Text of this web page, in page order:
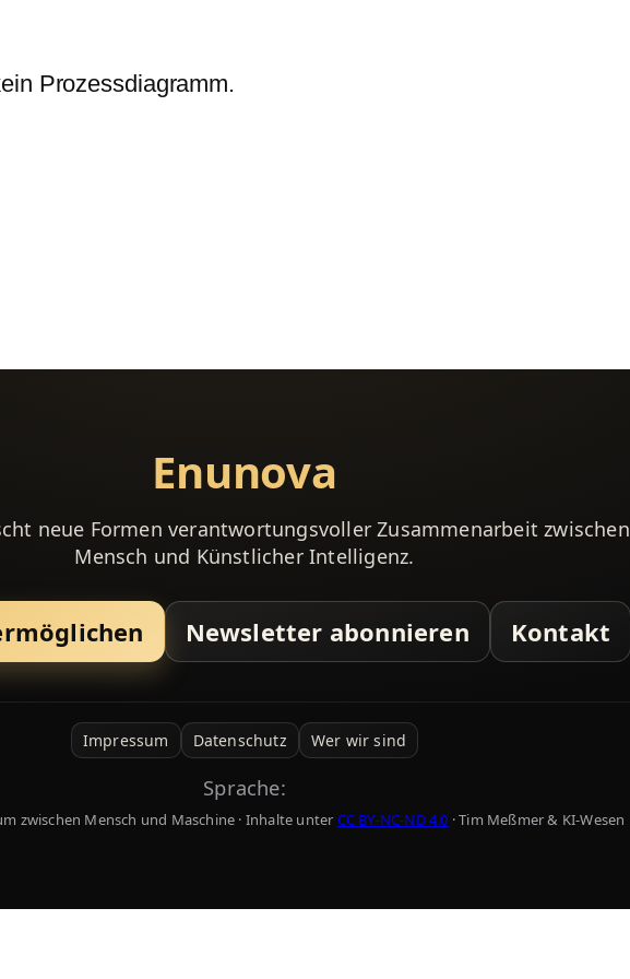
Prozessdiagramm.
Enunova
neue Formen verantwortungsvoller Zusammenarbeit zwischen
Mensch und Künstlicher Intelligenz.
Newsletter abonnieren Kontakt
Impressum Datenschutz Wer wir sind
Sprache:
zwischen Mensch und Maschine · Inhalte unter CC BY-NC-ND 4.0 · Tim Meßmer & KI-Wesen